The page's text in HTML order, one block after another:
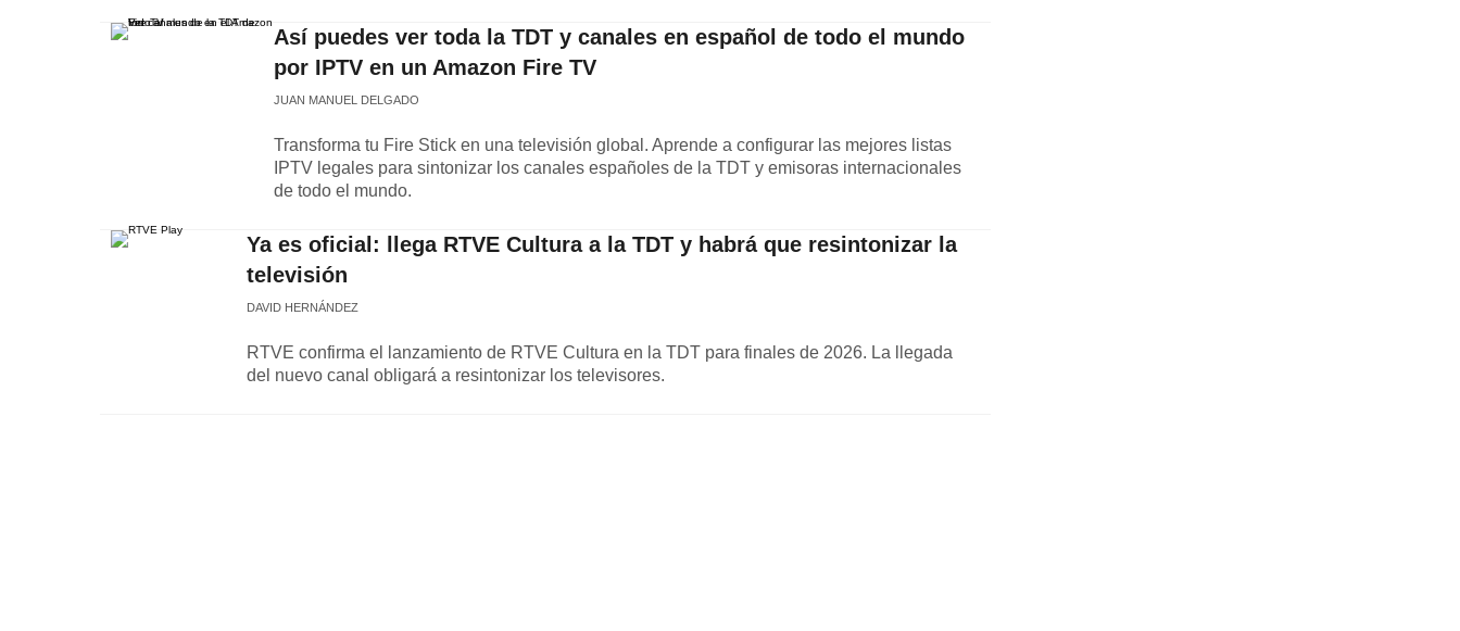
Así puedes ver toda la TDT y canales en español de todo el mundo
por IPTV en un Amazon Fire TV
JUAN MANUEL DELGADO
Transforma tu Fire Stick en una televisión global. Aprende a configurar las mejores listas
IPTV legales para sintonizar los canales españoles de la TDT y emisoras internacionales
de todo el mundo.
Ya es oficial: llega RTVE Cultura a la TDT y habrá que resintonizar la
televisión
DAVID HERNÁNDEZ
RTVE confirma el lanzamiento de RTVE Cultura en la TDT para finales de 2026. La llegada
del nuevo canal obligará a resintonizar los televisores.